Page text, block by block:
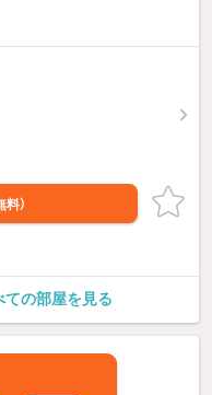
料）
の部屋を見る